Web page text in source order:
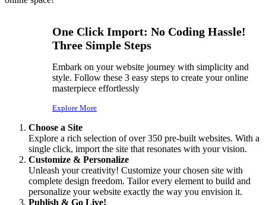
One Click Import: No Coding Hassle!
Three Simple Steps
Embark on your website journey with simplicity and
style. Follow these 3 easy steps to create your online
masterpiece effortlessly
Explore More
Choose a Site
Explore a rich selection of over 350 pre-built websites. With a
single click, import the site that resonates with your vision.
Customize & Personalize
Unleash your creativity! Customize your chosen site with
complete design freedom. Tailor every element to build and
personalize your website exactly the way you envision it.
Publish & Go Live!